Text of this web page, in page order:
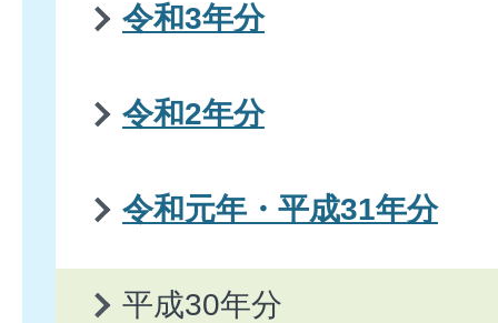
令和3年分
令和2年分
令和元年・平成31年分
平成30年分